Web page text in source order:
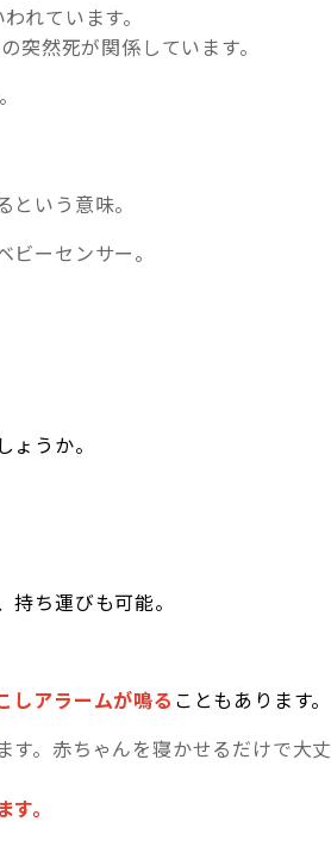
れています。
突然死が関係しています。
いう意味。
ーセンサー。
うか。
ち運びも可能。
しアラームが鳴る こともあります。
す。赤ちゃんを寝かせるだけで大丈
。